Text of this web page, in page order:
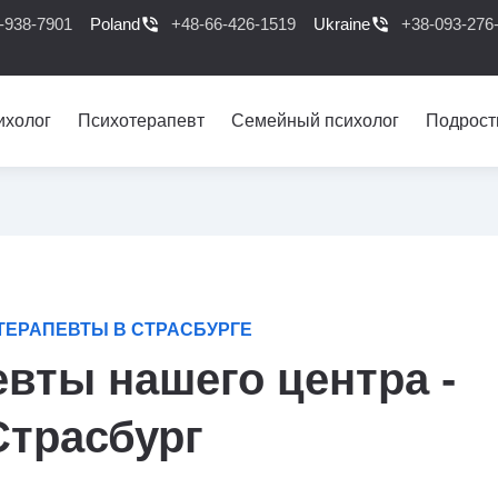
7901 Polandphone_in_talk +48-66-426-1519 Ukrainephone_in_talk +38-093-
Психотерапевт Семейный психолог
В СТРАСБУРГЕ
нашего центра -